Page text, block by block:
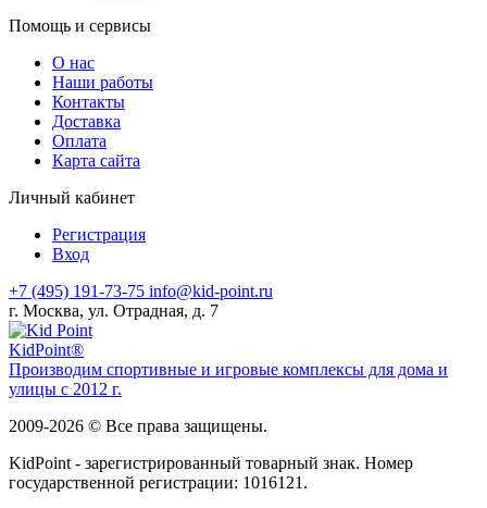
Помощь и сервисы
О нас
Наши работы
Контакты
Доставка
Оплата
Карта сайта
Личный кабинет
Регистрация
Вход
+7 (495) 191-73-75 info@kid-point.ru
г. Москва, ул. Отрадная, д. 7
KidPoint®
Производим спортивные и игровые комплексы для дома и
улицы с 2012 г.
2009-2026 © Все права защищены.
KidPoint - зарегистрированный товарный знак. Номер
государственной регистрации: 1016121.